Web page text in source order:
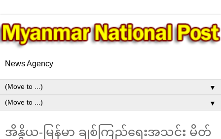
News Agency
▼
▼
အိန္ဒိယ-မြန်မာ ချစ်ကြည်ရေးအသင်း မိတ်